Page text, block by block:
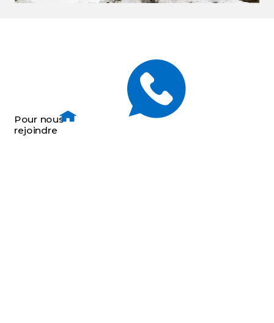
Pour nous
rejoindre